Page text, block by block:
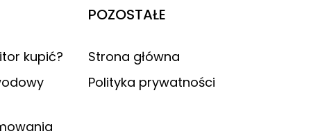
kupić?
POZOSTAŁE
Strona główna
Polityka prywatności